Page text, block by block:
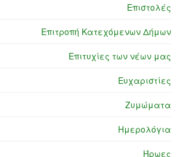
Επιστολές
Επιτροπή Κατεχόμενων Δήμων
Επιτυχίες των νέων μας
Ευχαριστίες
Ζυμώματα
Ημερολόγια
Ήρωες